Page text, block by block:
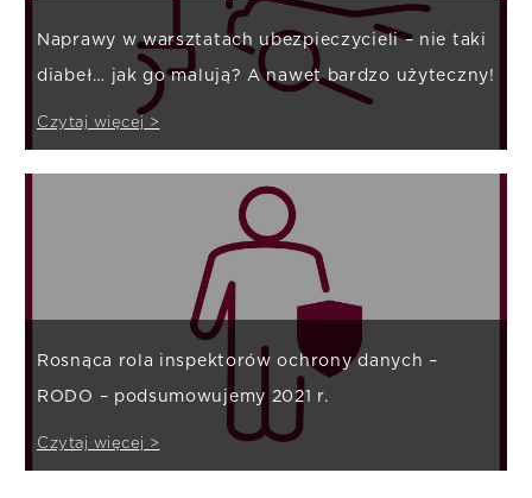
Naprawy w warsztatach ubezpieczycieli – nie taki
diabeł… jak go malują? A nawet bardzo użyteczny!
Czytaj więcej >
Rosnąca rola inspektorów ochrony danych –
RODO – podsumowujemy 2021 r.
Czytaj więcej >